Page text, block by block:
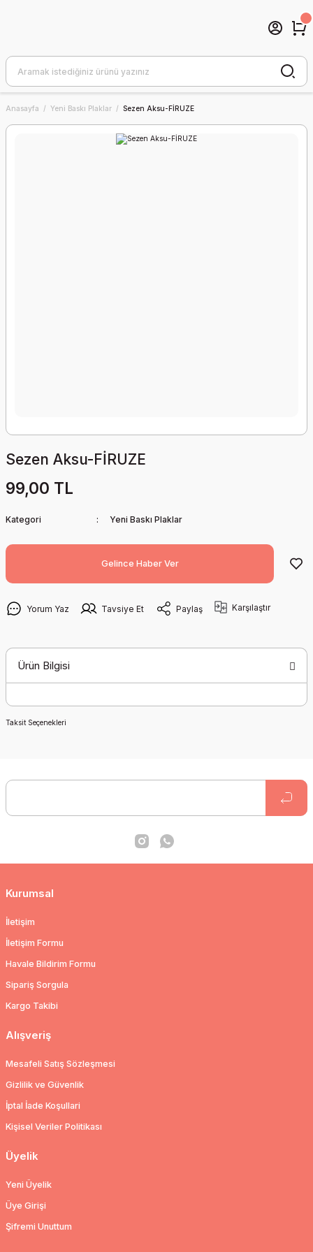
Anasayfa Yeni Baskı Plaklar Sezen Aksu-FİRUZE
Sezen Aksu-FİRUZE
99,00 TL
Kategori Yeni Baskı Plaklar
Gelince Haber Ver
Yorum Yaz Tavsiye Et Paylaş Karşılaştır
Ürün Bilgisi
Taksit Seçenekleri
Kurumsal
İletişim
İletişim Formu
Havale Bildirim Formu
Sipariş Sorgula
Kargo Takibi
Alışveriş
Mesafeli Satış Sözleşmesi
Gizlilik ve Güvenlik
İptal İade Koşullari
Kişisel Veriler Politikası
Üyelik
Yeni Üyelik
Üye Girişi
Şifremi Unuttum